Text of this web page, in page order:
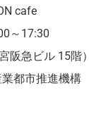
cafe
～17:30
阪急ビル 15階）
都市推進機構